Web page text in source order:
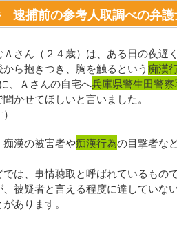
逮捕前の参考人取調べの弁
さん（２４歳）は、ある日の夜遅
ら抱きつき、胸を触るという痴漢
、Ａさんの自宅へ兵庫県警生田警察
かせてほしいと言いました。
痴漢の被害者や痴漢行為の目撃者な
は、事情聴取と呼ばれているもので
、被疑者と言える程度に達していな
あります。